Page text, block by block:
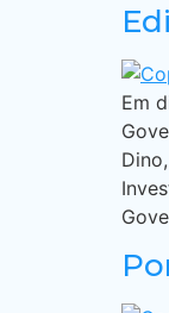
Em